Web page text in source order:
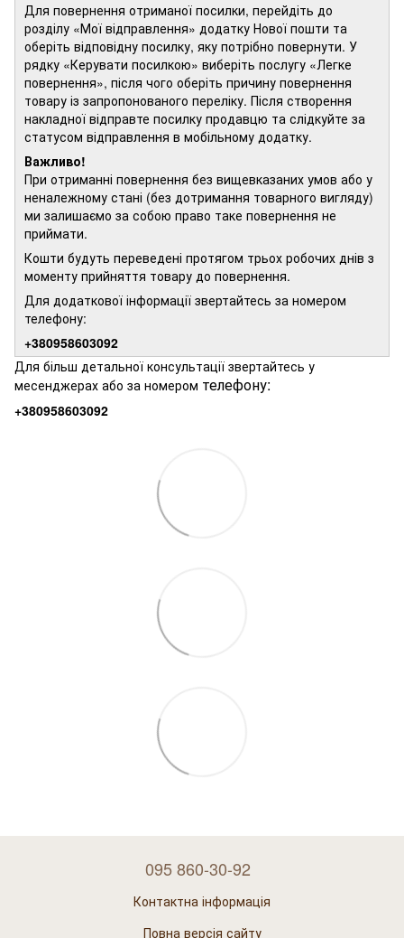
Для повернення отриманої посилки, перейдіть до
розділу «Мої відправлення» додатку Нової пошти та
оберіть відповідну посилку, яку потрібно повернути. У
рядку «Керувати посилкою» виберіть послугу «Легке
повернення», після чого оберіть причину повернення
товару із запропонованого переліку. Після створення
накладної відправте посилку продавцю та слідкуйте за
статусом відправлення в мобільному додатку.
Важливо!
При отриманні повернення без вищевказаних умов або у
неналежному стані (без дотримання товарного вигляду)
ми залишаємо за собою право таке повернення не
приймати.
Кошти будуть переведені протягом трьох робочих днів з
моменту прийняття товару до повернення.
Для додаткової інформації звертайтесь за номером
телефону:
+380958603092
Для більш детальної консультації звертайтесь у
месенджерах або за номером телефону:
+380958603092
095 860-30-92
Контактна інформація
Повна версія сайту